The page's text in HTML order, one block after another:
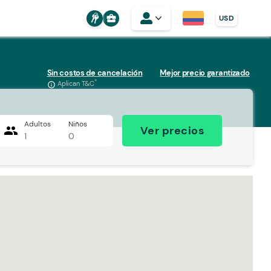
business_center USD
Sin costos de cancelación
info_outline Aplican T&C*
Mejor precio garantizado
people Adultos
1
Niños
0 Ver precios